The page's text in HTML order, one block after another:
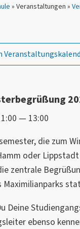
» Veranstaltungen »
— 13:00
die zum
oder
zentrale
Maximilianparks
Deine
ebenso